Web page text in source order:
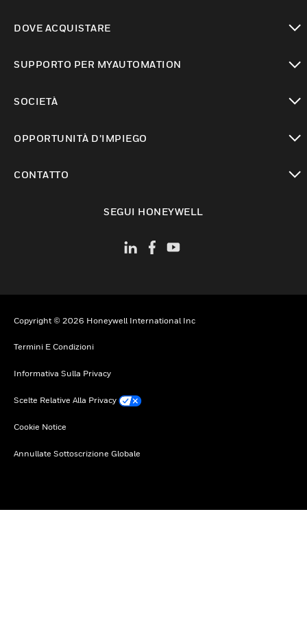
DOVE ACQUISTARE
SUPPORTO PER MYAUTOMATION
SOCIETÀ
OPPORTUNITÀ D’IMPIEGO
CONTATTO
SEGUI HONEYWELL
Copyright © 2026 Honeywell International Inc
Termini E Condizioni
Informativa Sulla Privacy
Scelte Relative Alla Privacy
Cookie Notice
Annullate Sottoscrizione Globale